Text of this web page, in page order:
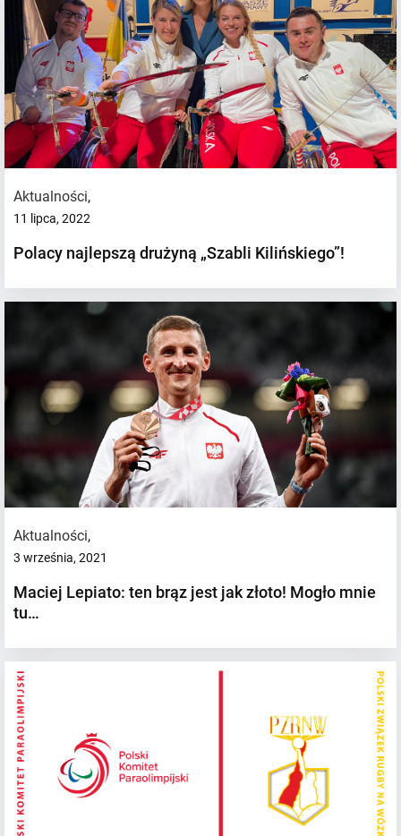
Aktualności,
11 lipca, 2022
Polacy najlepszą drużyną „Szabli Kilińskiego”!
Aktualności,
3 września, 2021
Maciej Lepiato: ten brąz jest jak złoto! Mogło mnie
tu…